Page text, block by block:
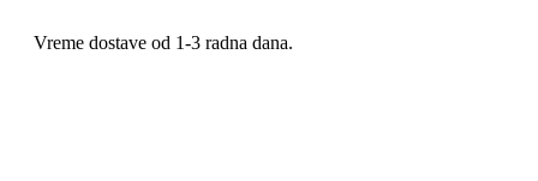
Vreme dostave od 1-3 radna dana.